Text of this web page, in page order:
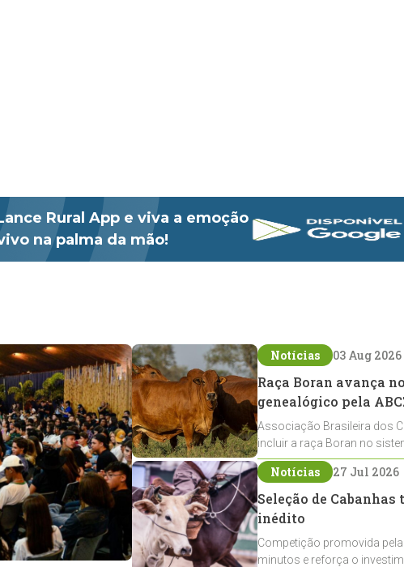
Rural App e viva a emoção
na palma da mão!
Notícias 03 Aug 2026
Raça Boran avança
genealógico pela
Associação Brasileira dos
incluir a raça Boran no
expansão na pecuária
Notícias 27 Jul 2026
Seleção de
inédito
Competição promovida
minutos e reforça o